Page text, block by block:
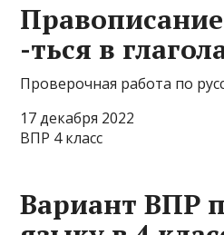
-ться в
Проверочная работа по
17 декабря 2022
ВПР 4 класс
Вариант ВПР